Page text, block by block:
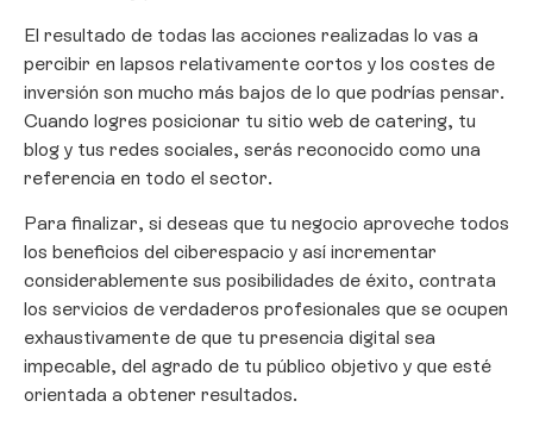
El resultado de todas las acciones realizadas lo vas a
percibir en lapsos relativamente cortos y los costes de
inversión son mucho más bajos de lo que podrías pensar.
Cuando logres posicionar tu sitio web de catering, tu
blog y tus redes sociales, serás reconocido como una
referencia en todo el sector.
Para finalizar, si deseas que tu negocio aproveche todos
los beneficios del ciberespacio y así incrementar
considerablemente sus posibilidades de éxito, contrata
los servicios de verdaderos profesionales que se ocupen
exhaustivamente de que tu presencia digital sea
impecable, del agrado de tu público objetivo y que esté
orientada a obtener resultados.